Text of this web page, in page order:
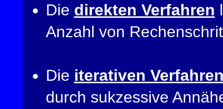
Die direkten Verfahren
Anzahl von
Die iterativen
durch sukzessive